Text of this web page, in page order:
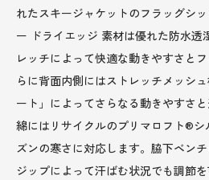
れたスキージャケットのフラッグシ
ー ドライエッジ 素材は優れた防水透
レッチによって快適な動きやすさと
らに背面内側にはストレッチメッシ
ート」によってさらなる動きやすさ
綿にはリサイクルのプリマロフト®
ズンの寒さに対応します。脇下ベン
ジップによって汗ばむ状況でも調節